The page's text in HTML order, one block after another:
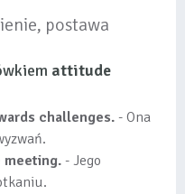
postawa
attitude
challenges. - Ona
meeting. - Jego